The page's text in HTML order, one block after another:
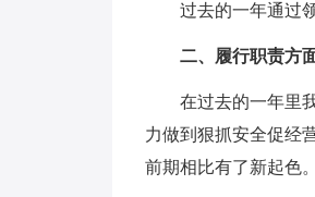
过去的一年通过
二、履行职责方
在过去的一年里
力做到狠抓安全促经
前期相比有了新起色。